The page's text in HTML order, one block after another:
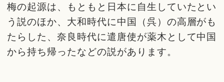
梅の起源は、もともと日本に自生していたとい
う説のほか、大和時代に中国（呉）の高層がも
たらした、奈良時代に遣唐使が薬木として中国
から持ち帰ったなどの説があります。